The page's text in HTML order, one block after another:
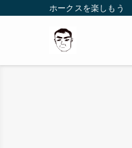
ホークスを楽しもう